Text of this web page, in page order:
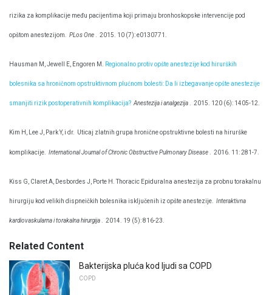
rizika za komplikacije među pacijentima koji primaju bronhoskopske intervencije pod
opštom anestezijom. PLos One 2015. 10 (7): e0130771.
Hausman M, Jewell E, Engoren M. Regionalno protiv opšte anestezije kod hirurških
bolesnika sa hroničnom opstruktivnom plućnom bolesti: Da li izbegavanje opšte anestezije
smanjiti rizik postoperativnih komplikacija? Anestezija i analgezija. 2015. 120 (6): 1405-12.
Kim H, Lee J, Park Y, i dr. Uticaj zlatnih grupa hronične opstruktivne bolesti na hirurške
komplikacije. International Journal of Chronic Obstructive Pulmonary Disease 2016. 11: 281-7.
Kiss G, Claret A, Desbordes J, Porte H. Thoracic Epiduralna anestezija za probnu torakalnu
hirurgiju kod velikih dispneičkih bolesnika isključenih iz opšte anestezije. Interaktivna
kardiovaskularna i torakalna hirurgija. 2014. 19 (5): 816-23.
Related Content
Bakterijska pluća kod ljudi sa COPD
COPD